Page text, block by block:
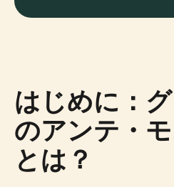
はじめに：
のアンテ・
とは？